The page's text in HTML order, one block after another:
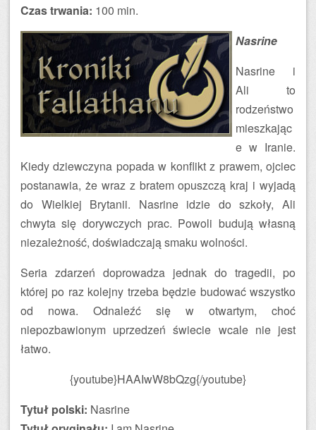
Czas trwania: 100 min.
Nasrine
Nasrine i
Ali to
rodzeństwo
mieszkając
e w Iranie.
Kiedy dziewczyna popada w konflikt z prawem, ojciec
postanawia, że wraz z bratem opuszczą kraj i wyjadą
do Wielkiej Brytanii. Nasrine idzie do szkoły, Ali
chwyta się dorywczych prac. Powoli budują własną
niezależność, doświadczają smaku wolności.
Seria zdarzeń doprowadza jednak do tragedii, po
której po raz kolejny trzeba będzie budować wszystko
od nowa. Odnaleźć się w otwartym, choć
niepozbawionym uprzedzeń świecie wcale nie jest
łatwo.
{youtube}HAAIwW8bQzg{/youtube}
Tytuł polski: Nasrine